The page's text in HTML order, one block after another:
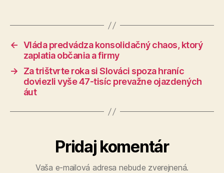
← Vláda predvádza konsolidačný chaos, ktorý
zaplatia občania a firmy
→
Za trištvrte roka si Slováci spoza hraníc
doviezli vyše 47-tisíc prevažne ojazdených
áut
Pridaj komentár
Vaša e-mailová adresa nebude zverejnená.